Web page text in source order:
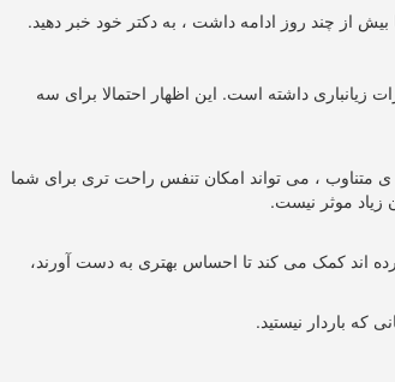
از چند روز ادامه داشت ، به دکتر خود خبر دهید.
داشته است. این اظهار احتمالا برای سه
متناوب ، می تواند امکان تنفس راحت تری برای شما
موثر نیست.
اند کمک می کند تا احساس بهتری به دست آورند،
که باردار نیستید.